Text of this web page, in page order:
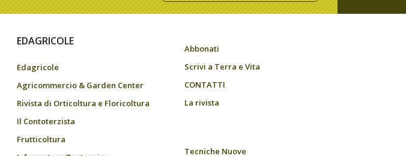
EDAGRICOLE
Edagricole
Agricommercio & Garden Center
Rivista di Orticoltura e Floricoltura
Il Contoterzista
Frutticoltura
Abbonati
Scrivi a Terra e Vita
CONTATTI
La rivista
Tecniche Nuove